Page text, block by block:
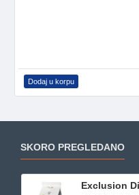
Dodaj u korpu
SKORO PREGLEDANO